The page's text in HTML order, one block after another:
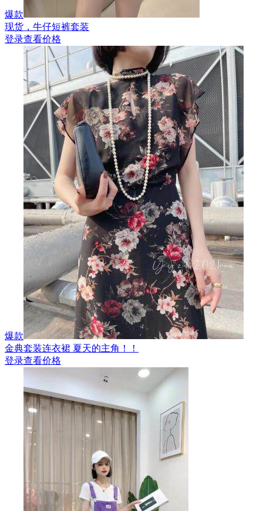
爆款
现货，牛仔短裤套装
登录查看价格
爆款
金典套装连衣裙 夏天的主角！！
登录查看价格